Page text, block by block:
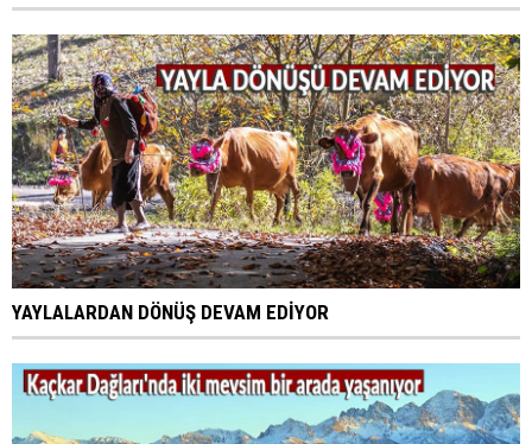
YAYLALARDAN DÖNÜŞ DEVAM EDİYOR